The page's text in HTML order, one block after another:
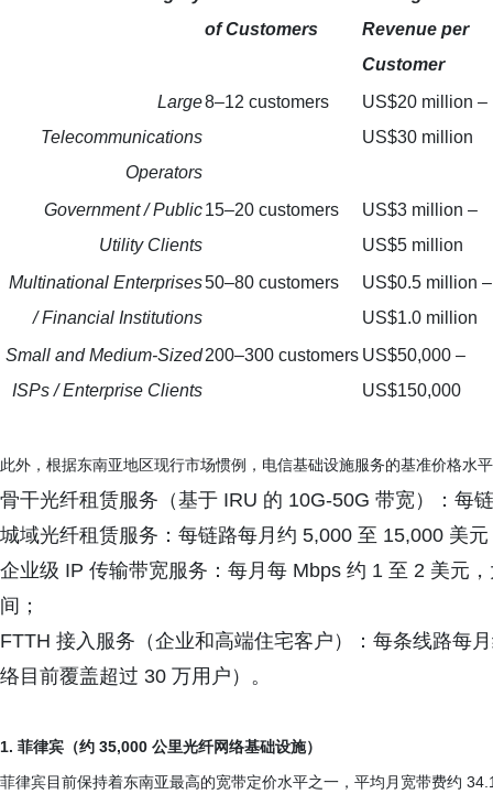
of Customers
Revenue per
Customer
Large
Telecommunications
Operators
8–12 customers
US$20 million –
US$30 million
Government / Public
Utility Clients
15–20 customers
US$3 million –
US$5 million
Multinational Enterprises
/ Financial Institutions
50–80 customers
US$0.5 million –
US$1.0 million
Small and Medium-Sized
ISPs / Enterprise Clients
200–300 customers US$50,000 –
US$150,000
此外，根据东南亚地区现行市场惯例，电信基础设施服务的基准价格水
骨干光纤租赁服务（基于 IRU 的 10G-50G 带宽）：每
城域光纤租赁服务：每链路每月约 5,000 至 15,000 美元
企业级 IP 传输带宽服务：每月每 Mbps 约 1 至 2 美元
间；
FTTH 接入服务（企业和高端住宅客户）：每条线路每
络目前覆盖超过 30 万用户）。
1. 菲律宾（约 35,000 公里光纤网络基础设施）
菲律宾目前保持着东南亚最高的宽带定价水平之一，平均月宽带费约